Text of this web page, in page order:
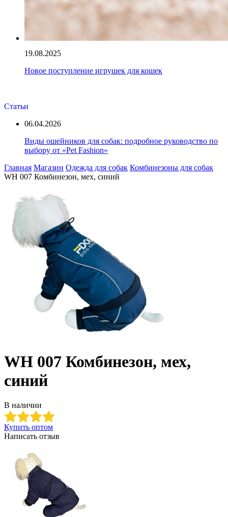
19.08.2025
Новое поступление игрушек для кошек
Статьи
06.04.2026
Виды ошейников для собак: подробное руководство по
выбору от «Pet Fashion»
Главная Магазин Одежда для собак Комбинезоны для собак
WH 007 Комбинезон, мех, синий
WH 007 Комбинезон, мех,
синий
В наличии
Купить оптом
Написать отзыв